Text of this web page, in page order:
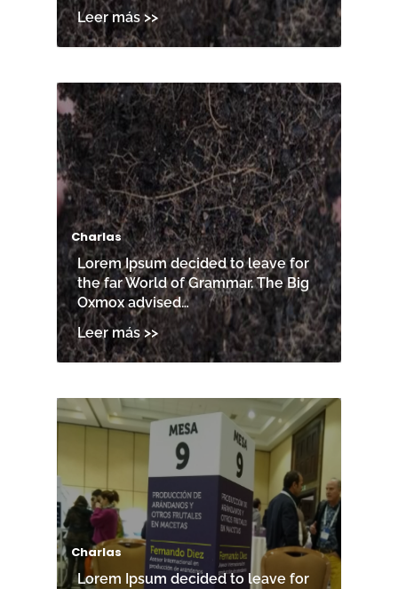
Charlas
Lorem Ipsum decided to leave for
the far World of Grammar. The Big
Oxmox advised…
Charlas
Lorem Ipsum decided to leave for